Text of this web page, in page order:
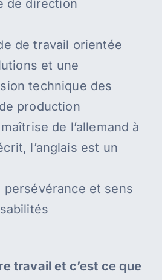
de direction
de travail orientée
et une
technique des
production
de l’allemand à
l’anglais est un
persévérance et sens
travail et c’est ce que